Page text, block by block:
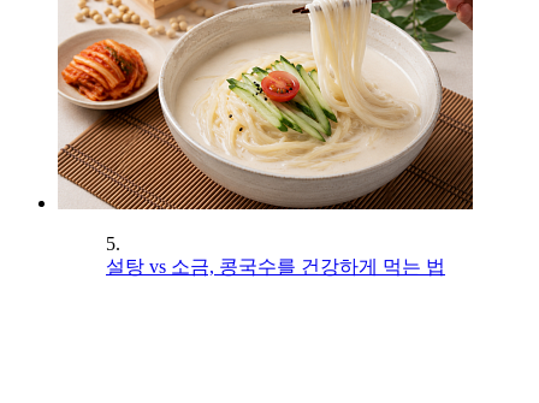
5.
설탕 vs 소금, 콩국수를 건강하게 먹는 법